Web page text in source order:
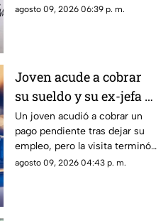
reporte oficial del Servicio
agosto 09, 2026 06:39 p. m.
Joven acude a cobrar
su sueldo y su ex-jefa lo
GOLPEÓ
BRUTALMENTE en
Veracruz; ¡no quería
pagarle!
Un joven acudió a cobrar un
pago pendiente tras dejar su
empleo, pero la visita terminó
en una agresión que quedó
agosto 09, 2026 04:43 p. m.